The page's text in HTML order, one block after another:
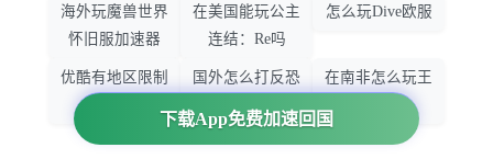
下载App免费加速回国
海外玩魔兽世界
怀旧服加速器
在美国能玩公主
连结：Re吗
怎么玩Dive欧服
优酷有地区限制
国外怎么打反恐
精英：全球攻势
在南非怎么玩王